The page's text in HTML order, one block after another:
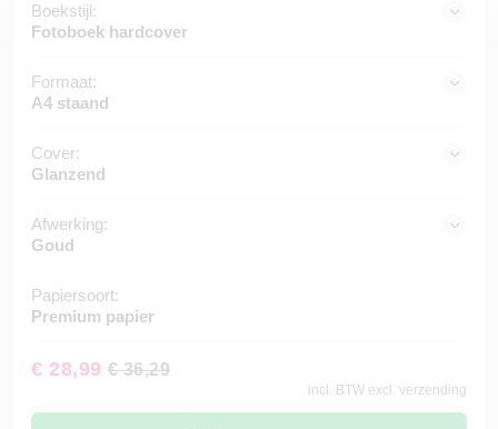
Boekstijl:
Fotoboek hardcover
Formaat:
A4 staand
Cover:
Glanzend
Afwerking:
Goud
Papiersoort:
Premium papier
€ 28,99 € 36,29
incl. BTW excl. verzending